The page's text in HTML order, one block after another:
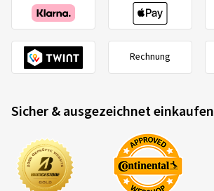
Dimension: 100/80 -17 52S
07.07.2023
Amrit S., Deutschland
Rechnung
Sicher & ausgezeichnet einkaufen